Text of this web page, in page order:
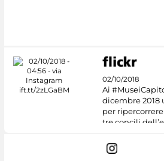
02/10/2018
Ai
dicembre 2018
per
tre concili